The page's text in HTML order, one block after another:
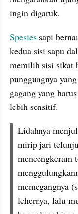
ingin digaruk.
Spesies sapi
kedua sisi sapu
memilih sisi sikat
punggungnya
gagang yang
lebih sensitif.
Lidahnya
mirip jari
mencengkeram
memegangnya
lehernya, lalu